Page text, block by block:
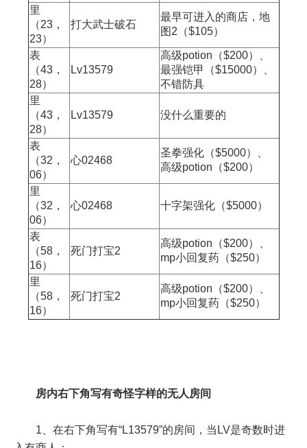
里
（23，
23）
打大武士破石
最早可进入的商店，地
图2（$105）
表
（43，
28）
Lv13579
高级potion（$200）、
最强铠甲（$15000）、
不错防具
里
（43，
28）
Lv13579 没什么重要的
表
（32，
06）
心02468
圣拳强化（$5000）、
高级potion（$200）
里
（32，
06）
心02468 十字架强化（$5000）
表
（58，
16）
死门打宝2
高级potion（$200）、
mp小回复药（$250）
里
（58，
16）
死门打宝2
高级potion（$200）、
mp小回复药（$250）
房内右下角写有奇怪字样的无人房间
1、在右下角写有“L13579”的房间，当LV是奇数时进